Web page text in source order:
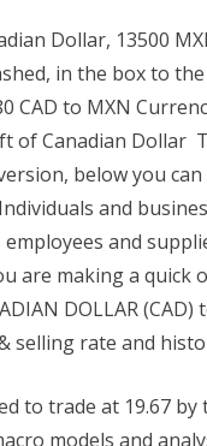
Dollar, 13500
in the box to
CAD to MXN
of Canadian Dollar
below you
and
employees and
are making a quick
DOLLAR (CAD)
selling rate and
to trade at 19.67
models and